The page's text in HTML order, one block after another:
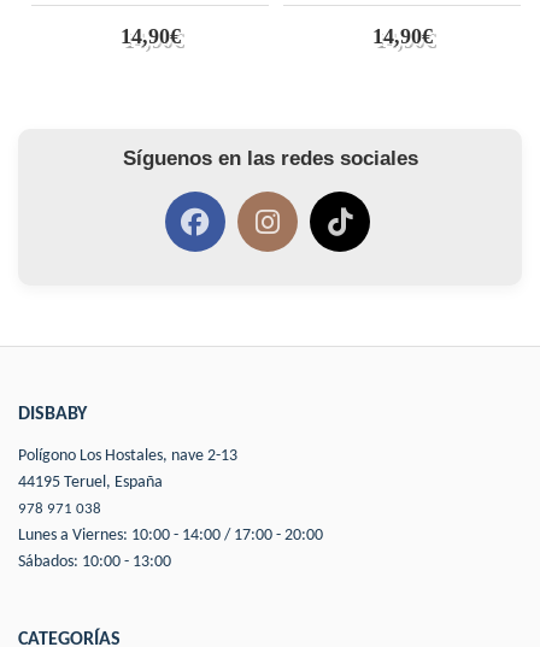
14,90€ 14,90€
Síguenos en las redes sociales
DISBABY
Polígono Los Hostales, nave 2-13
44195 Teruel, España
978 971 038
Lunes a Viernes: 10:00 - 14:00 / 17:00 - 20:00
Sábados: 10:00 - 13:00
CATEGORÍAS